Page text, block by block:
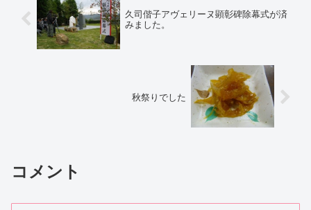
久司偕子アヴェリーヌ顕彰碑除幕式が済
みました。
秋祭りでした
コメント